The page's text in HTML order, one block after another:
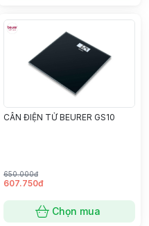
CÂN ĐIỆN TỬ BEURER GS10
650.000đ
607.750đ
Chọn mua